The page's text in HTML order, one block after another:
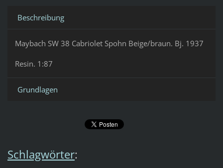
Beschreibung
Maybach SW 38 Cabriolet Spohn Beige/braun. Bj. 1937
Resin. 1:87
Grundlagen
Schlagwörter: